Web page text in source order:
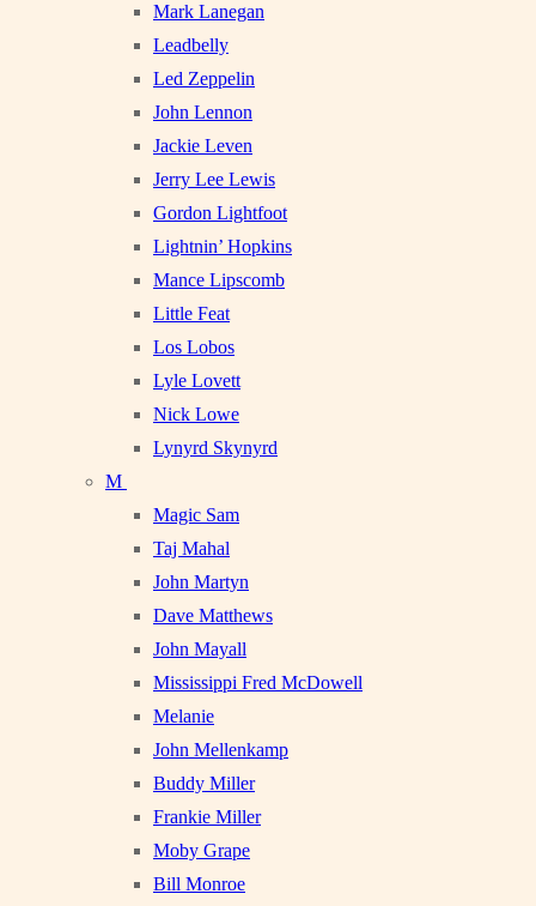
Mark Lanegan
Leadbelly
Led Zeppelin
John Lennon
Jackie Leven
Jerry Lee Lewis
Gordon Lightfoot
Lightnin’ Hopkins
Mance Lipscomb
Little Feat
Los Lobos
Lyle Lovett
Nick Lowe
Lynyrd Skynyrd
M
Magic Sam
Taj Mahal
John Martyn
Dave Matthews
John Mayall
Mississippi Fred McDowell
Melanie
John Mellenkamp
Buddy Miller
Frankie Miller
Moby Grape
Bill Monroe